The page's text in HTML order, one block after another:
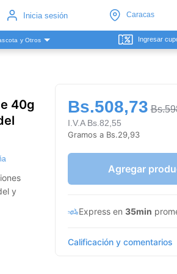
Inicia sesión Caracas
y Otros Ingresar
40g
y
Bs.508,73
I.V.A Bs.82,55
Gramos a Bs.29,93
Agregar
Express en 35min
Calificación y comentarios